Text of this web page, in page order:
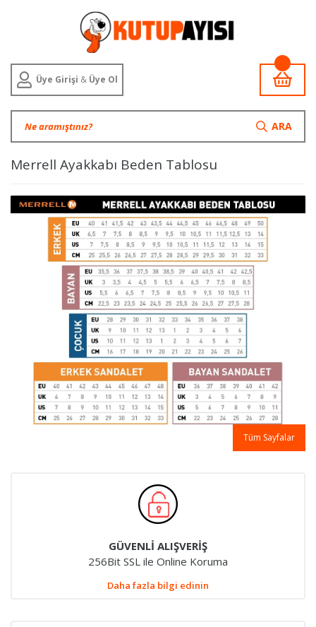
ARA
Üye Girişi &Üye Ol
Merrell Ayakkabı Beden Tablosu
Tüm Sayfalar
GÜVENLİ ALIŞVERİŞ
256Bit SSL ile Online Koruma
Daha fazla bilgi edinin